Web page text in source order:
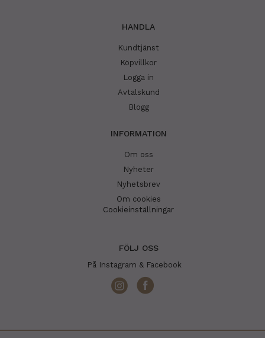
HANDLA
Kundtjänst
Köpvillkor
Logga in
Avtalskund
Blogg
INFORMATION
Om oss
Nyheter
Nyhetsbrev
Om cookies
Cookieinställningar
FÖLJ OSS
På Instagram & Facebook